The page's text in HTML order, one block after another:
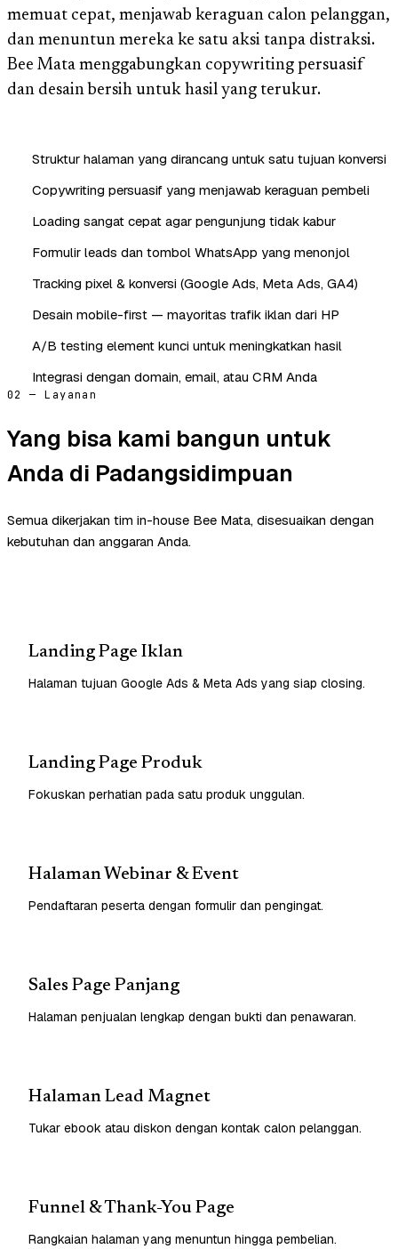
memuat cepat, menjawab keraguan calon pelanggan,
dan menuntun mereka ke satu aksi tanpa distraksi.
Bee Mata menggabungkan copywriting persuasif
dan desain bersih untuk hasil yang terukur.
Struktur halaman yang dirancang untuk satu tujuan konversi
Copywriting persuasif yang menjawab keraguan pembeli
Loading sangat cepat agar pengunjung tidak kabur
Formulir leads dan tombol WhatsApp yang menonjol
Tracking pixel & konversi (Google Ads, Meta Ads, GA4)
Desain mobile-first — mayoritas trafik iklan dari HP
A/B testing element kunci untuk meningkatkan hasil
Integrasi dengan domain, email, atau CRM Anda
02 — Layanan
Yang bisa kami bangun untuk
Anda di Padangsidimpuan
Semua dikerjakan tim in-house Bee Mata, disesuaikan dengan
kebutuhan dan anggaran Anda.
Landing Page Iklan
Halaman tujuan Google Ads & Meta Ads yang siap closing.
Landing Page Produk
Fokuskan perhatian pada satu produk unggulan.
Halaman Webinar & Event
Pendaftaran peserta dengan formulir dan pengingat.
Sales Page Panjang
Halaman penjualan lengkap dengan bukti dan penawaran.
Halaman Lead Magnet
Tukar ebook atau diskon dengan kontak calon pelanggan.
Funnel & Thank-You Page
Rangkaian halaman yang menuntun hingga pembelian.